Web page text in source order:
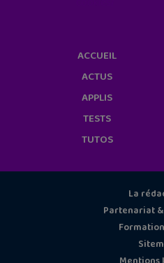
ACCUEIL
ACTUS
APPLIS
TESTS
TUTOS
La
Partenariat